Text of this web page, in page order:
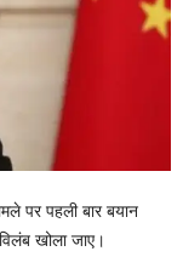
पर पहली बार बयान
खोला जाए।